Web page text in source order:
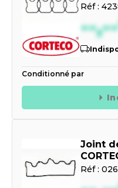
Réf :
--,--
Conditionné par
Joint
Réf :